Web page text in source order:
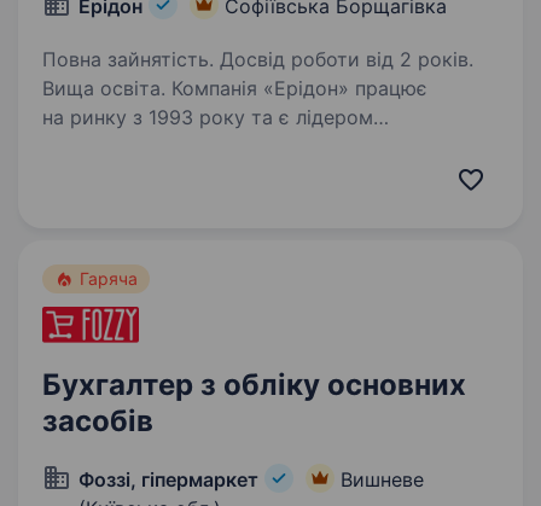
Ерідон Софіївська Борщагівка
Повна зайнятість. Досвід роботи від 2 років.
Вища освіта. Компанія «Ерідон» працює
на ринку з 1993 року та є лідером
сільськогосподарських підприємств України.
польових…
Гаряча
Бухгалтер з обліку основних
засобів
Фоззі, гіпермаркет
Вишневе